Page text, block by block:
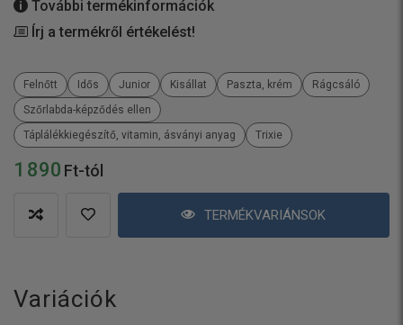
1 890 Ft-tól
TERMÉKVARIÁNSOK
További termékinformációk
Írj a termékről értékelést!
Felnőtt Idős Junior Kisállat Paszta, krém
Rágcsáló
Szőrlabda-képződés ellen
Táplálékkiegészítő, vitamin, ásványi anyag
Trixie
Variációk